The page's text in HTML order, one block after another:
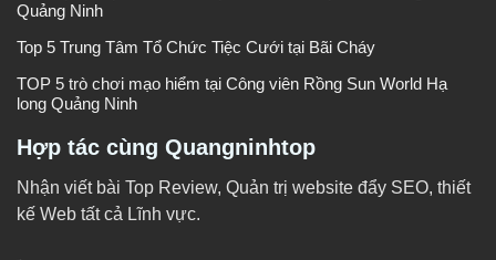
Quảng Ninh
Top 5 Trung Tâm Tổ Chức Tiệc Cưới tại Bãi Cháy
TOP 5 trò chơi mạo hiểm tại Công viên Rồng Sun World Hạ
long Quảng Ninh
Hợp tác cùng Quangninhtop
Nhận viết bài Top Review, Quản trị website đẩy SEO, thiết
kế Web tất cả Lĩnh vực.